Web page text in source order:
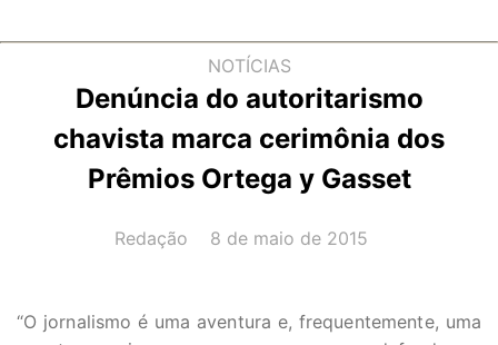
NOTÍCIAS
Denúncia do autoritarismo
chavista marca cerimônia dos
Prêmios Ortega y Gasset
AUTOR(A):
Redação DATA:
8 de maio de 2015
“O jornalismo é uma aventura e, frequentemente, uma